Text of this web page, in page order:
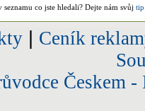
seznamu co jste hledali? Dejte nám svůj tip
| Ceník
Českem